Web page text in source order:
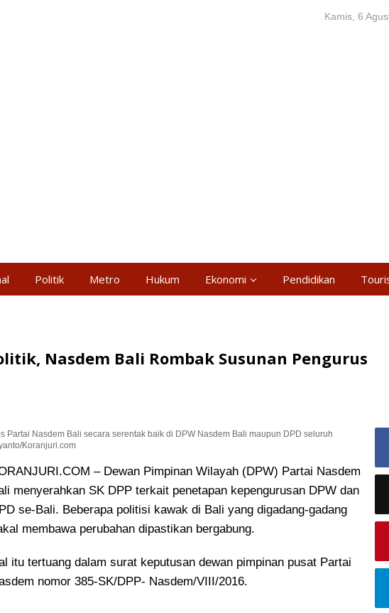
Kamis, 6
Politik Metro Hukum Ekonomi Pendidikan
Nasdem Bali Rombak Susunan Pengurus
Partai Nasdem Bali secara serentak baik di DPW Nasdem Bali maupun DPD seluruh
Koranjuri.com
– Dewan Pimpinan Wilayah (DPW) Partai Nasdem
menyerahkan SK DPP terkait penetapan kepengurusan DPW dan
se-Bali. Beberapa politisi kawak di Bali yang digadang-gadang
membawa perubahan dipastikan bergabung.
itu tertuang dalam surat keputusan dewan pimpinan pusat Partai
nomor 385-SK/DPP- Nasdem/VIII/2016.